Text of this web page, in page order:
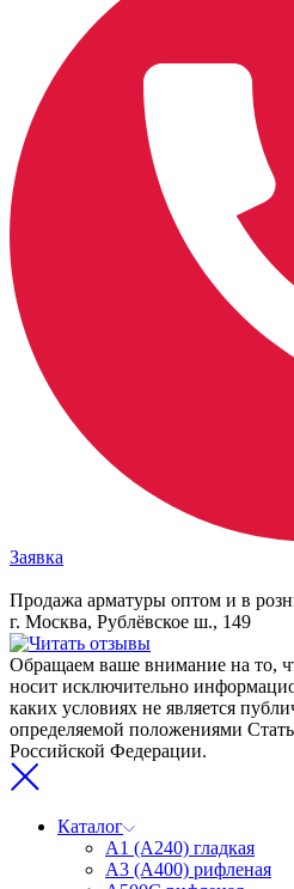
Заявка
Продажа арматуры оптом и в
г. Москва, Рублёвское ш., 149
Обращаем ваше внимание на то,
носит исключительно
каких условиях не является
определяемой положениями
Российской Федерации.
Каталог
А1 (А240) гладкая
А3 (А400) рифленая